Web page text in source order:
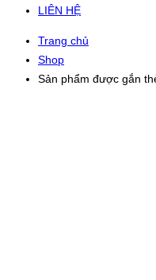
LIÊN HỆ
Trang chủ
Shop
Sản phẩm được gắn